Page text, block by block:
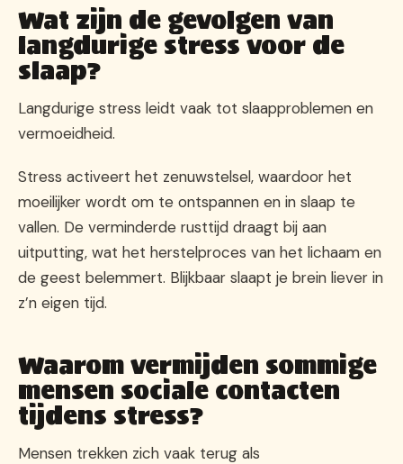
Wat zijn de gevolgen van
langdurige stress voor de
slaap?
Langdurige stress leidt vaak tot slaapproblemen en
vermoeidheid.
Stress activeert het zenuwstelsel, waardoor het
moeilijker wordt om te ontspannen en in slaap te
vallen. De verminderde rusttijd draagt bij aan
uitputting, wat het herstelproces van het lichaam en
de geest belemmert. Blijkbaar slaapt je brein liever in
z’n eigen tijd.
Waarom vermijden sommige
mensen sociale contacten
tijdens stress?
Mensen trekken zich vaak terug als